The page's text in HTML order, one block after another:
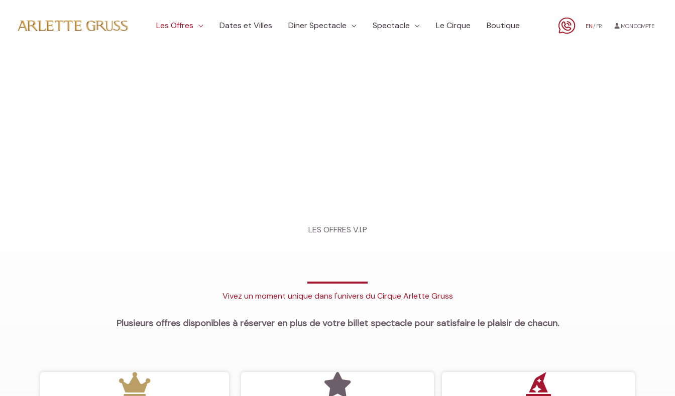
Les Offres Dates et Villes Diner Spectacle Spectacle Le Cirque Boutique EN / FR MON COMPTE
LES OFFRES V.I.P
Vivez un moment unique dans l'univers du Cirque Arlette Gruss
Plusieurs offres disponibles à réserver en plus de votre billet spectacle pour satisfaire le plaisir de chacun.